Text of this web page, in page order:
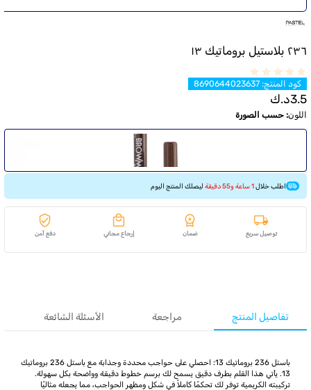
٢٣٦ بلاستيل بروماتيك ١٣
كود المنتج:
8690644023637
3.5د.ك
اللون: حسب الصورة
اطلب خلال1 ساعة و55 دقيقة ليصلك المنتج اليوم
توصيل سريع ضمان إرجاع مجاني دفع آمن
تفاصيل المنتج مراجعة الأسئلة الشائعة
باستل 236 بروماتيك 13: احصلي على حواجب محددة وجذابة مع باستل 236 بروماتيك
13. يأتي هذا القلم بطرف دقيق يسمح لك برسم خطوط دقيقة وواضحة بكل سهولة.
تركيبته الكريمية توفر لك تحكمًا كاملاً في شكل ومظهر الحواجب، مما يجعله مثاليًا